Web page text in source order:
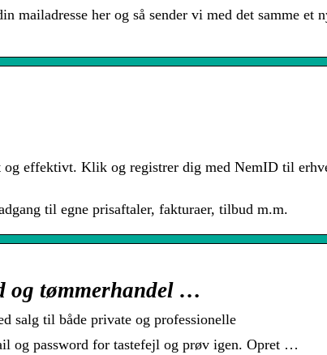
mailadresse her og så sender vi med det samme et
effektivt. Klik og registrer dig med NemID til
til egne prisaftaler, fakturaer, tilbud m.m.
og tømmerhandel …
salg til både private og professionelle
og password for tastefejl og prøv igen. Opret …